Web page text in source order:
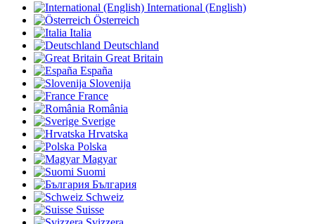
International (English)
Österreich
Italia
Deutschland
Great Britain
España
Slovenija
France
România
Sverige
Hrvatska
Polska
Magyar
Suomi
България
Schweiz
Suisse